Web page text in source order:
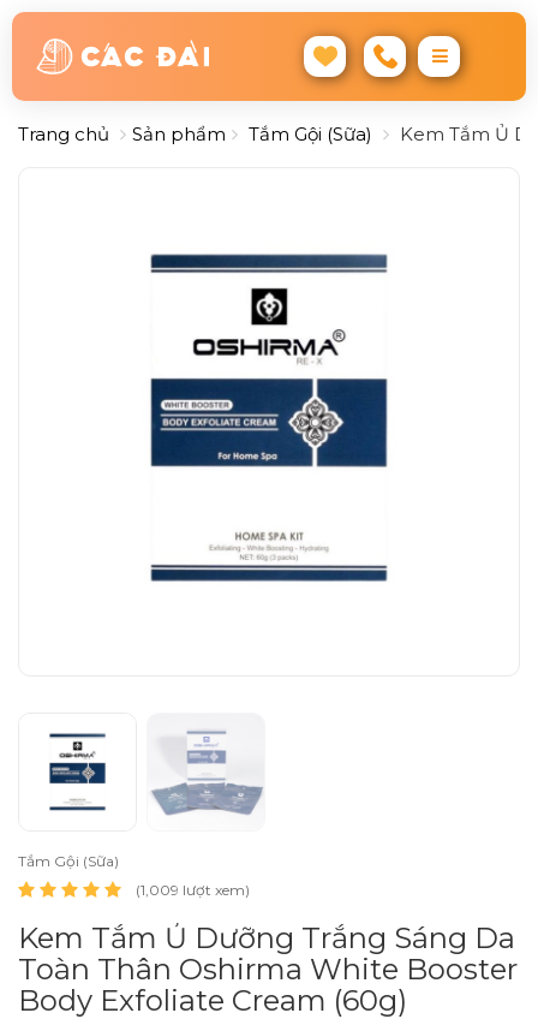
Trang chủ Sản phẩm Tắm Gội (Sữa) Kem Tắm Ủ
Tắm Gội (Sữa)
(1,009 lượt xem)
Kem Tắm Ủ Dưỡng Trắng Sáng Da
Toàn Thân Oshirma White Booster
Body Exfoliate Cream (60g)